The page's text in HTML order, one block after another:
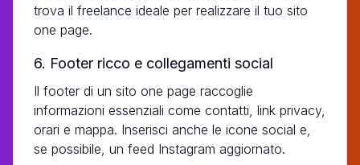
trova il freelance ideale per realizzare il tuo sito
one page.
6. Footer ricco e collegamenti social
Il footer di un sito one page raccoglie
informazioni essenziali come contatti, link privacy,
orari e mappa. Inserisci anche le icone social e,
se possibile, un feed Instagram aggiornato.